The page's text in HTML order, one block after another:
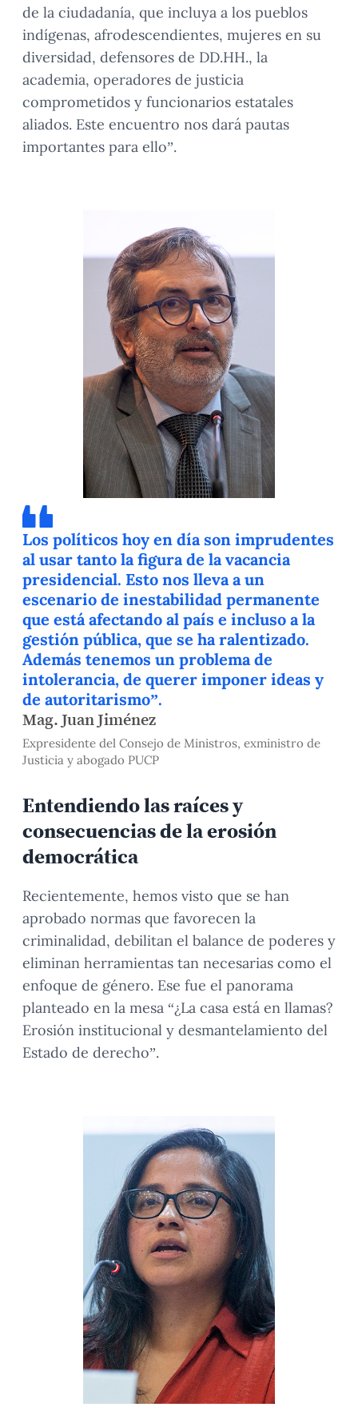
de la ciudadanía, que incluya a los pueblos
indígenas, afrodescendientes, mujeres en su
diversidad, defensores de DD.HH., la
academia, operadores de justicia
comprometidos y funcionarios estatales
aliados. Este encuentro nos dará pautas
importantes para ello”.
Los políticos hoy en día son imprudentes
al usar tanto la figura de la vacancia
presidencial. Esto nos lleva a un
escenario de inestabilidad permanente
que está afectando al país e incluso a la
gestión pública, que se ha ralentizado.
Además tenemos un problema de
intolerancia, de querer imponer ideas y
de autoritarismo”.
Mag. Juan Jiménez
Expresidente del Consejo de Ministros, exministro de
Justicia y abogado PUCP
Entendiendo las raíces y
consecuencias de la erosión
democrática
Recientemente, hemos visto que se han
aprobado normas que favorecen la
criminalidad, debilitan el balance de poderes y
eliminan herramientas tan necesarias como el
enfoque de género. Ese fue el panorama
planteado en la mesa “¿La casa está en llamas?
Erosión institucional y desmantelamiento del
Estado de derecho”.